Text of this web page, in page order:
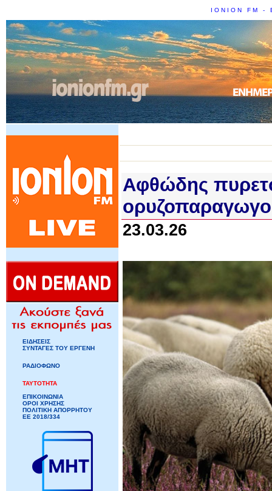
IONION FM -
ΕΙΔΗΣΕΙΣ
ΣΥΝΤΑΓΕΣ ΤΟΥ ΕΡΓΕΝΗ
ΡΑΔΙΟΦΩΝΟ
ΤΑΥΤΟΤΗΤΑ
ΕΠΙΚΟΙΝΩΝΙΑ
ΟΡΟΙ ΧΡΗΣΗΣ
ΠΟΛΙΤΙΚΗ ΑΠΟΡΡΗΤΟΥ
ΕΕ 2018/334
Αφθώδης
23.03.26